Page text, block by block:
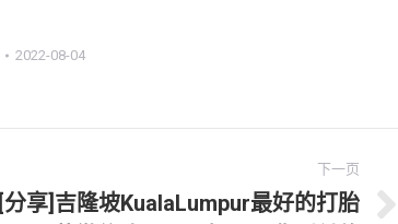
2022-08-04
下一页
[分享]吉隆坡KualaLumpur最好的打胎